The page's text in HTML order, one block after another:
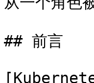
## 前言